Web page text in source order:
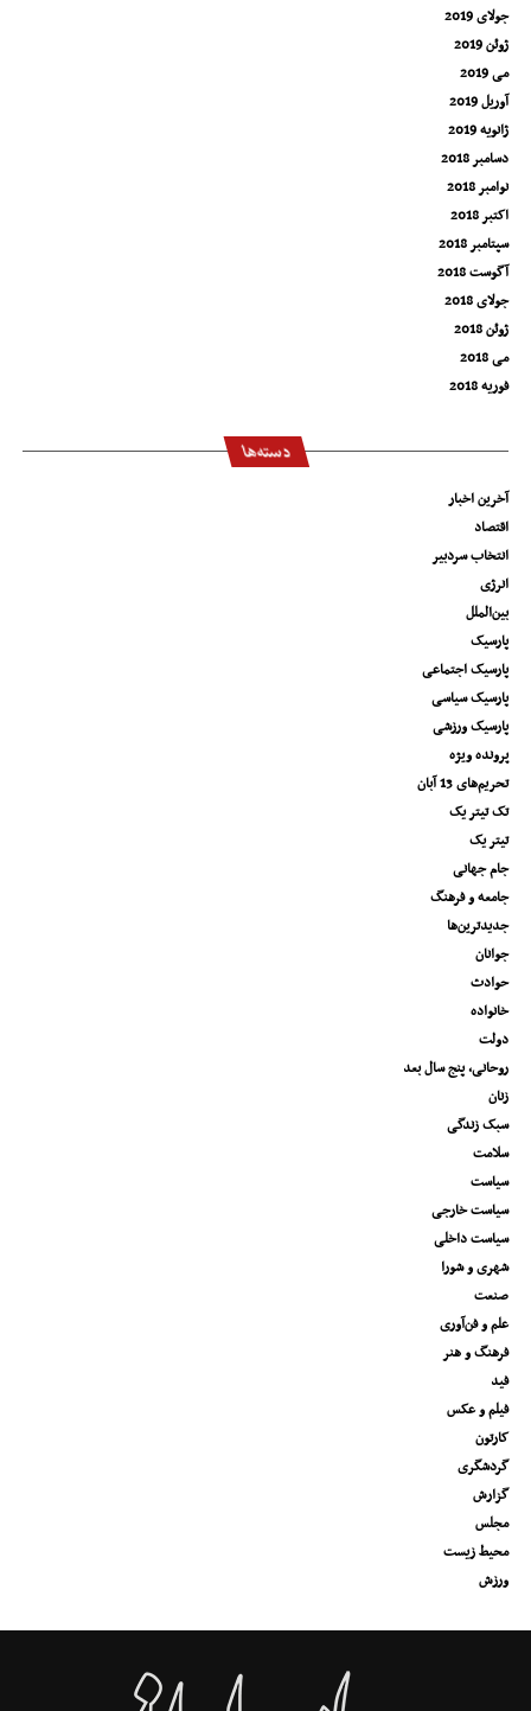
جولای 2019
ژوئن 2019
می 2019
آوریل 2019
ژانویه 2019
دسامبر 2018
نوامبر 2018
اکتبر 2018
سپتامبر 2018
آگوست 2018
جولای 2018
ژوئن 2018
می 2018
فوریه 2018
دسته‌ها
آخرین اخبار
اقتصاد
انتخاب سردبیر
انرژی
بین‌الملل
پارسیک
پارسیک اجتماعی
پارسیک سیاسی
پارسیک ورزشی
پرونده ویژه
تحریم‌های 13 آبان
تک تیتر یک
تیتر یک
جام جهانی
جامعه و فرهنگ
جدیدترین‌ها
جوانان
حوادث
خانواده
دولت
روحانی، پنج سال بعد
زنان
سبک زندگی
سلامت
سیاست
سیاست خارجی
سیاست داخلی
شهری و شورا
صنعت
علم و فن‌آوری
فرهنگ و هنر
فید
فیلم و عکس
کارتون
گردشگری
گزارش
مجلس
محیط زیست
ورزش